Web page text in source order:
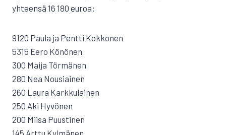
yhteensä 16 180 euroa:
9120 Paula ja Pentti Kokkonen
5315 Eero Könönen
300 Maija Törmänen
280 Nea Nousiainen
260 Laura Karkkulainen
250 Aki Hyvönen
200 Miisa Puustinen
145 Arttu Kylmänen